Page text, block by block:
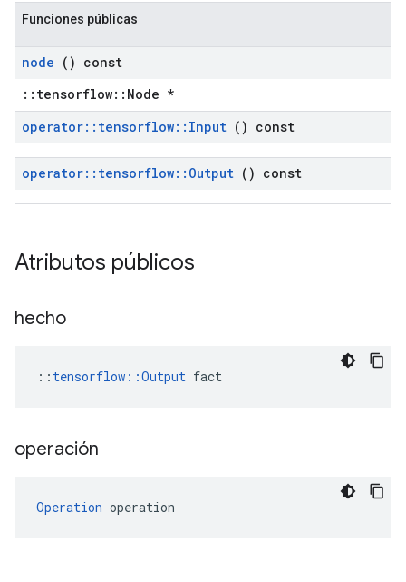
Funciones públicas
node () const
::tensorflow::Node *
operator:: tensorflow:: Input () const
operator:: tensorflow:: Output () const
Atributos públicos
hecho
:: tensorflow::Output fact
operación
Operation operation